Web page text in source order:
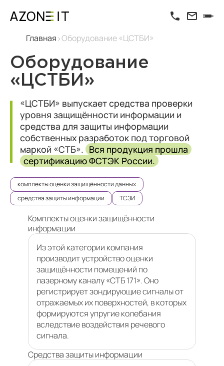
Главная Оборудование «ЦСТБИ»
Оборудование
«ЦСТБИ»
«ЦСТБИ» выпускает средства проверки
уровня защищённости информации и
средства для защиты информации
собственных разработок под торговой
маркой «СТБ». Вся продукция прошла
сертификацию ФСТЭК России.
комплекты оценки защищённости данных
средства защиты информации
ТСЗИ
Комплекты оценки защищённости
информации
Из этой категории компания
производит устройство оценки
защищённости помещений по
лазерному каналу «СТБ 171». Оно
регистрирует зондирующие сигналы от
отражаемых их поверхностей, в которых
формируются упругие колебания
вследствие воздействия речевого
сигнала.
Средства защиты информации